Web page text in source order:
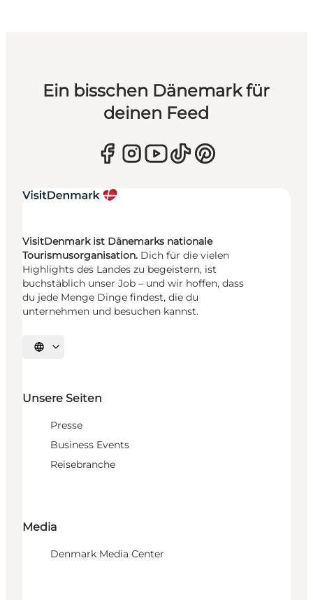
Ein bisschen Dänemark für
deinen Feed
VisitDenmark ist Dänemarks nationale
Tourismusorganisation. Dich für die vielen
Highlights des Landes zu begeistern, ist
buchstäblich unser Job – und wir hoffen, dass
du jede Menge Dinge findest, die du
unternehmen und besuchen kannst.
Sprache auswählen
Unsere Seiten
Presse
Business Events
Reisebranche
Media
Denmark Media Center